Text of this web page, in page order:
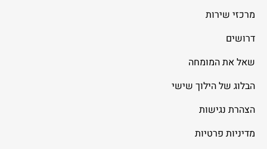
מרכזי שירות
דרושים
שאל את המומחה
הבלוג של הילוך שישי
הצהרת נגישות
מדיניות פרטיות